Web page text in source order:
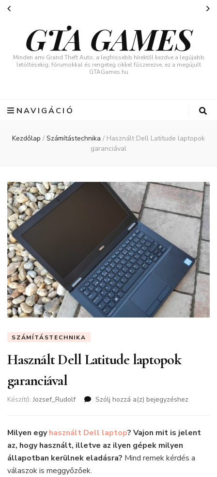
GTA GAMES
Minden ami Grand Theft Auto, a legfrissebb hírektől kezdve a legújabb
letöltésekig, fórumokkal és rengeteg cikkel fűszerezve, ez a megújult
GTAGames.hu
NAVIGÁCIÓ
Kezdőlap / Számítástechnika / Használt Dell Latitude laptopok
garanciával
SZÁMÍTÁSTECHNIKA
Használt Dell Latitude laptopok
garanciával
Készítő:Jozsef_Rudolf Szólj hozzá a(z) Használt
laptopok
garanciával
bejegyzéshez
Milyen egyhasznált Dell laptop? Vajon mit is jelent
az, hogy használt, illetve az ilyen gépek milyen
állapotban kerülnek eladásra? Mind remek kérdés a
válaszok is meggyőzőek.